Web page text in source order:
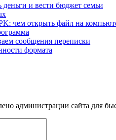
деньги и вести бюджет семьи
чем открыть файл на
сообщения переписки
формата
администрации сайта для